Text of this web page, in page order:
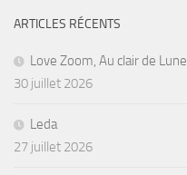
ARTICLES RÉCENTS
Love Zoom, Au clair de Lune
30 juillet 2026
Leda
27 juillet 2026